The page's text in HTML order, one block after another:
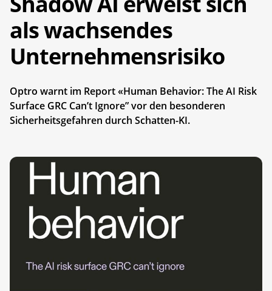
als wachsendes
Unternehmensrisiko
Optro warnt im Report «Human Behavior: The AI Risk
Surface GRC Can’t Ignore” vor den besonderen
Sicherheitsgefahren durch Schatten-KI.